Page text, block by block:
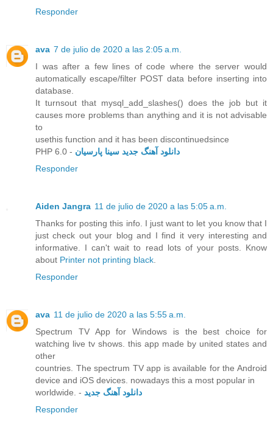
Responder
ava 7 de julio de 2020 a las 2:05 a.m.
I was after a few lines of code where the server would
automatically escape/filter POST data before inserting into
database.
It turnsout that mysql_add_slashes() does the job but it
causes more problems than anything and it is not advisable
to
usethis function and it has been discontinuedsince
PHP 6.0 - دانلود آهنگ جدید سینا پارسیان
Responder
Aiden Jangra 11 de julio de 2020 a las 5:05 a.m.
Thanks for posting this info. I just want to let you know that I
just check out your blog and I find it very interesting and
informative. I can't wait to read lots of your posts. Know
about Printer not printing black
Responder
ava 11 de julio de 2020 a las 5:55 a.m.
Spectrum TV App for Windows is the best choice for
watching live tv shows. this app made by united states and
other
countries. The spectrum TV app is available for the Android
device and iOS devices. nowadays this a most popular in
worldwide. - دانلود آهنگ جدید
Responder